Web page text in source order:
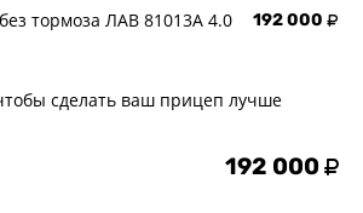
тормоза ЛАВ 81013A 4.0 192 000
сделать ваш прицеп лучше
192 000